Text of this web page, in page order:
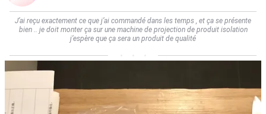
J’ai reçu exactement ce que j’ai commandé dans les temps , et ça se présente
bien .. je doit monter ça sur une machine de projection de produit isolation
j’espère que ça sera un produit de qualité